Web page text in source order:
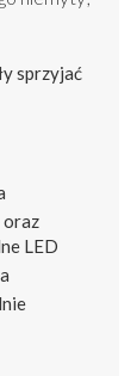
sprzyjać
oraz
LED